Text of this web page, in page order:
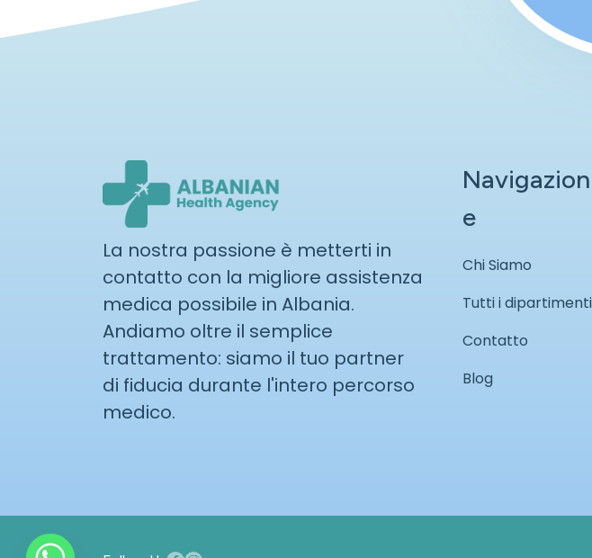
La nostra passione è metterti in
contatto con la migliore assistenza
medica possibile in Albania.
Andiamo oltre il semplice
trattamento: siamo il tuo partner
di fiducia durante l'intero percorso
medico.
Navigazion
e
Chi Siamo
Tutti i dipartimenti
Contatto
Blog